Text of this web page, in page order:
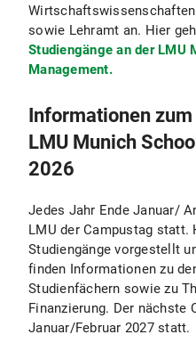
sowie Lehramt an. Hier
Studiengänge an der LMU
Management.
Informationen
LMU Munich
2026
Jedes Jahr Ende Januar/
LMU der Campustag statt.
Studiengänge vorgestellt
finden Informationen zu
Studienfächern sowie zu
Finanzierung. Der nächste
Januar/Februar 2027 statt.